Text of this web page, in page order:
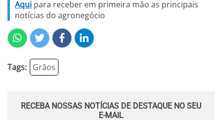
Aqui para receber em primeira mão as principais
notícias do agronegócio
Tags: Grãos
RECEBA NOSSAS NOTÍCIAS DE DESTAQUE NO SEU
E-MAIL